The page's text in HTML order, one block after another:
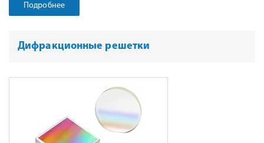
Подробнее
Дифракционные решетки